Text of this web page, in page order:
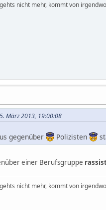
nicht mehr, kommt von
März 2013, 19:00:08
gegenüber Polizisten
einer Berufsgruppe
nicht mehr, kommt von